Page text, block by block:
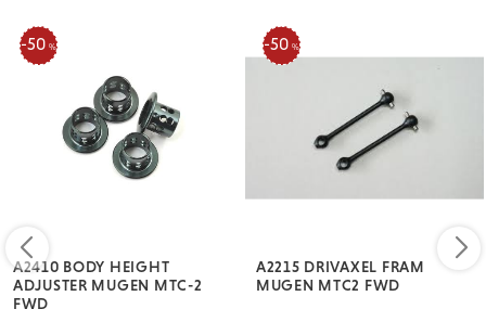
A2410 BODY HEIGHT
ADJUSTER MUGEN MTC-2
FWD
50 %
A2215 DRIVAXEL FRAM
MUGEN MTC2 FWD
50 %